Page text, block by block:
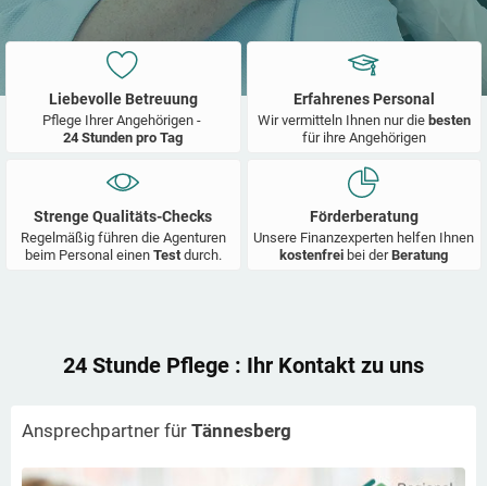
Liebevolle Betreuung
Pflege Ihrer Angehörigen -
24 Stunden pro Tag
Erfahrenes Personal
Wir vermitteln Ihnen nur die besten
für ihre Angehörigen
Strenge Qualitäts-Checks
Regelmäßig führen die Agenturen
beim Personal einen Test durch.
Förderberatung
Unsere Finanzexperten helfen Ihnen
kostenfrei bei derBeratung
24 Stunde Pflege : Ihr Kontakt zu uns
Ansprechpartner für Tännesberg